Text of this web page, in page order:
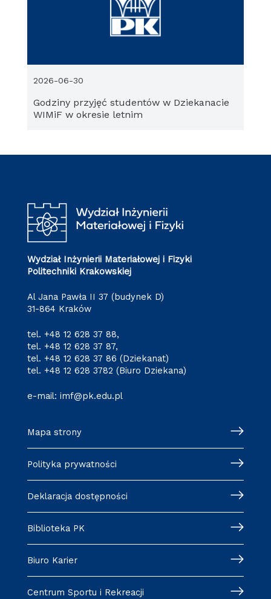
Godziny przyjęć studentów w Dziekanacie
WIMiF w okresie letnim
2026-06-30
Wydział Inżynierii Materiałowej i Fizyki
Politechniki Krakowskiej
Al Jana Pawła II 37 (budynek D)
31-864 Kraków
tel. +48 12 628 37 88,
tel. +48 12 628 37 87,
tel. +48 12 628 37 86 (Dziekanat)
tel. +48 12 628 3782 (Biuro Dziekana)
e-mail: imf@pk.edu.pl
Mapa strony
Polityka prywatności
Deklaracja dostępności
Biblioteka PK
Biuro Karier
Centrum Sportu i Rekreacji